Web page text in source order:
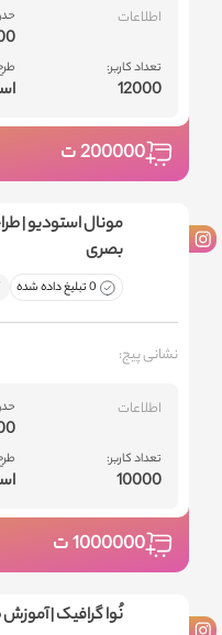
اطلاعات
تعداد کاربر:
12000
200000ت
مونال استودیو |
بصری
0 تبلیغ داده شده
نشانی پیج:
اطلاعات
تعداد کاربر:
10000
1000000ت
نُوا گرافیک |